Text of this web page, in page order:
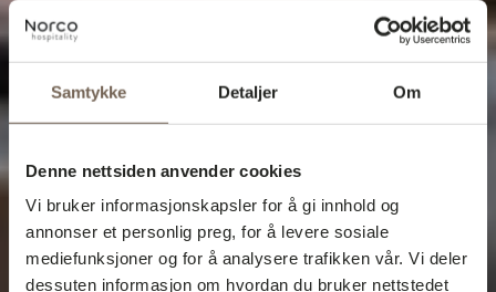
Samtykke Detaljer Om
Denne nettsiden anvender cookies
Vi bruker informasjonskapsler for å gi innhold og
annonser et personlig preg, for å levere sosiale
mediefunksjoner og for å analysere trafikken vår. Vi deler
dessuten informasjon om hvordan du bruker nettstedet